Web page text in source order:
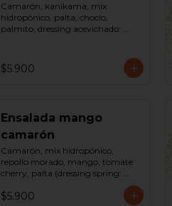
Camarón, kanikama, mix
hidropónico, palta, choclo,
palmito, dressing acevichado:
negra y sal). Bowl.
$5.900
Ensalada mango
camarón
Camarón, mix hidropónico,
repollo morado, mango, tomate
cherry, palta (dressing spring:
salsa de soya, azúcar, limón, aceite
de sésamo). Bowl.
$5.900